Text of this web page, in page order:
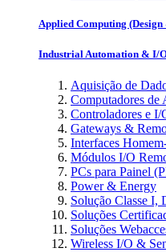
Applied Computing
Industrial Automation & I/
Aquisição de
Computadores de
Controladores e I/
Gateways &
Interfaces
Módulos I/O
PCs para Painel
Power & Energy
Solução Classe I,
Soluções
Soluções
Wireless I/O &